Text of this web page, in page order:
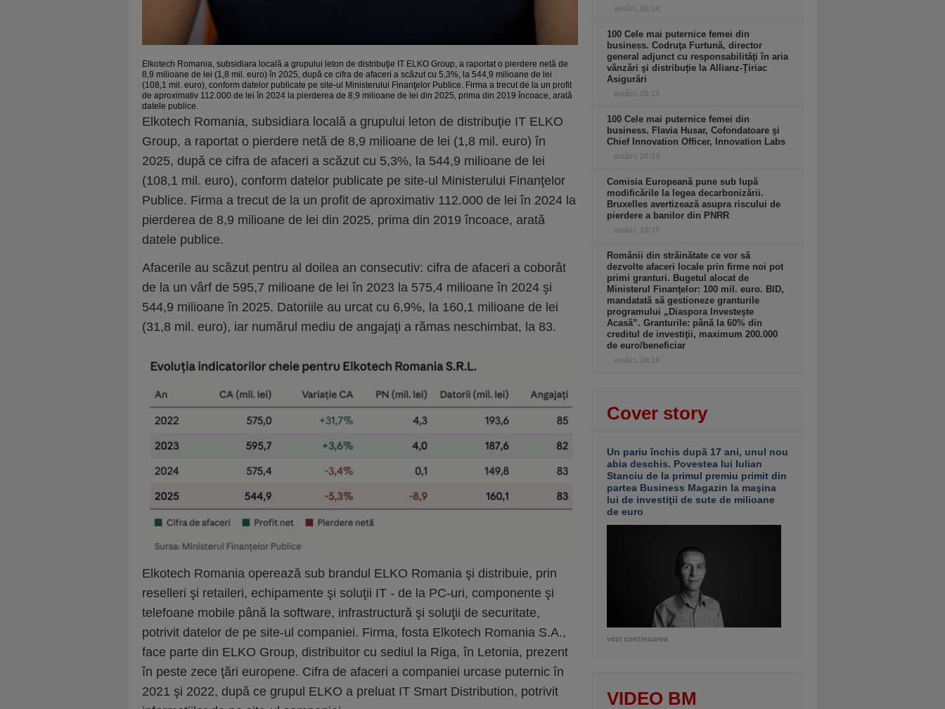
Elkotech Romania, subsidiara locală a grupului leton de distribuţie IT ELKO Group, a raportat o pierdere netă de
8,9 milioane de lei (1,8 mil. euro) în 2025, după ce cifra de afaceri a scăzut cu 5,3%, la 544,9 milioane de lei
(108,1 mil. euro), conform datelor publicate pe site-ul Ministerului Finanţelor Publice. Firma a trecut de la un profit
de aproximativ 112.000 de lei în 2024 la pierderea de 8,9 milioane de lei din 2025, prima din 2019 încoace, arată
datele publice.
Elkotech Romania, subsidiara locală a grupului leton de distribuţie IT ELKO
Group, a raportat o pierdere netă de 8,9 milioane de lei (1,8 mil. euro) în
2025, după ce cifra de afaceri a scăzut cu 5,3%, la 544,9 milioane de lei
(108,1 mil. euro), conform datelor publicate pe site-ul Ministerului Finanţelor
Publice. Firma a trecut de la un profit de aproximativ 112.000 de lei în 2024 la
pierderea de 8,9 milioane de lei din 2025, prima din 2019 încoace, arată
datele publice.
Afacerile au scăzut pentru al doilea an consecutiv: cifra de afaceri a coborât
de la un vârf de 595,7 milioane de lei în 2023 la 575,4 milioane în 2024 şi
544,9 milioane în 2025. Datoriile au urcat cu 6,9%, la 160,1 milioane de lei
(31,8 mil. euro), iar numărul mediu de angajaţi a rămas neschimbat, la 83.
Elkotech Romania operează sub brandul ELKO Romania şi distribuie, prin
reselleri şi retaileri, echipamente şi soluţii IT - de la PC-uri, componente şi
telefoane mobile până la software, infrastructură şi soluţii de securitate,
potrivit datelor de pe site-ul companiei. Firma, fosta Elkotech Romania S.A.,
face parte din ELKO Group, distribuitor cu sediul la Riga, în Letonia, prezent
în peste zece ţări europene. Cifra de afaceri a companiei urcase puternic în
2021 şi 2022, după ce grupul ELKO a preluat IT Smart Distribution, potrivit
astăzi, 20:14
100 Cele mai puternice femei din
business. Codruţa Furtună, director
general adjunct cu responsabilităţi în aria
vânzări şi distribuţie la Allianz-Ţiriac
Asigurări
astăzi, 20:13
100 Cele mai puternice femei din
business. Flavia Husar, Cofondatoare şi
Chief Innovation Officer, Innovation Labs
astăzi, 20:13
Comisia Europeană pune sub lupă
modificările la legea decarbonizării.
Bruxelles avertizează asupra riscului de
pierdere a banilor din PNRR
astăzi, 19:17
Românii din străinătate ce vor să
dezvolte afaceri locale prin firme noi pot
primi granturi. Bugetul alocat de
Ministerul Finanţelor: 100 mil. euro. BID,
mandatată să gestioneze granturile
programului „Diaspora Investeşte
Acasă”. Granturile: până la 60% din
creditul de investiţii, maximum 200.000
de euro/beneficiar
astăzi, 19:16
Cover story
Un pariu închis după 17 ani, unul nou
abia deschis. Povestea lui Iulian
Stanciu de la primul premiu primit din
partea Business Magazin la maşina
lui de investiţii de sute de milioane
de euro
vezi continuarea
VIDEO BM